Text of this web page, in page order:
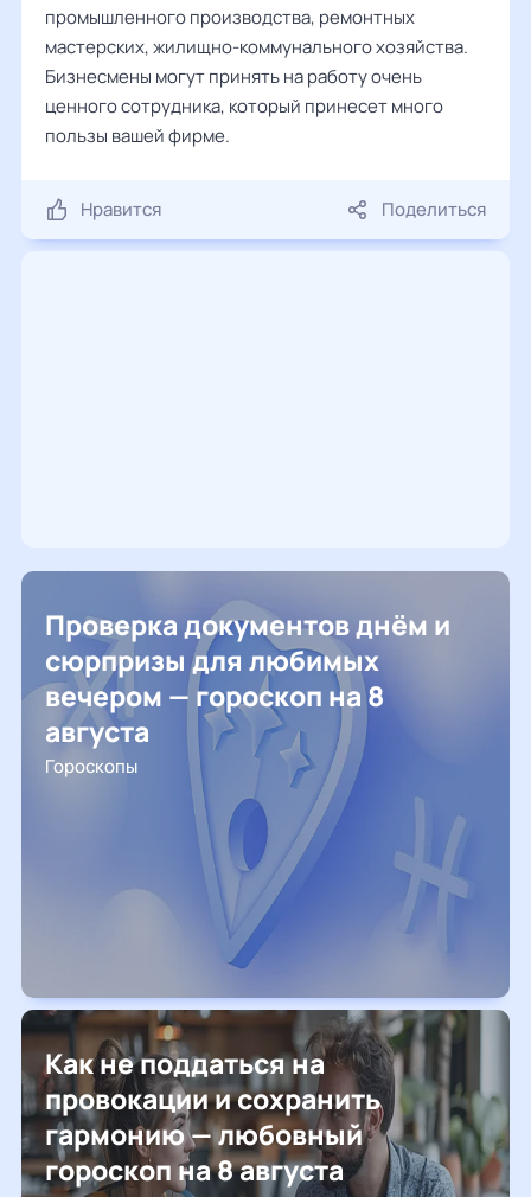
промышленного производства, ремонтных
мастерских, жилищно-коммунального хозяйства.
Бизнесмены могут принять на работу очень
ценного сотрудника, который принесет много
пользы вашей фирме.
Нравится Поделиться
Проверка документов днём и
сюрпризы для любимых
вечером — гороскоп на 8
августа
Гороскопы
Как не поддаться на
провокации и сохранить
гармонию — любовный
гороскоп на 8 августа